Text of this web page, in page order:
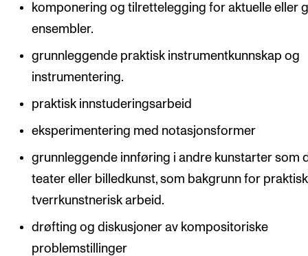
komponering og tilrettelegging for aktuelle eller
ensembler.
grunnleggende praktisk instrumentkunnskap og
instrumentering.
praktisk innstuderingsarbeid
eksperimentering med notasjonsformer
grunnleggende innføring i andre kunstarter som
teater eller billedkunst, som bakgrunn for praktisk
tverrkunstnerisk arbeid.
drøfting og diskusjoner av kompositoriske
problemstillinger